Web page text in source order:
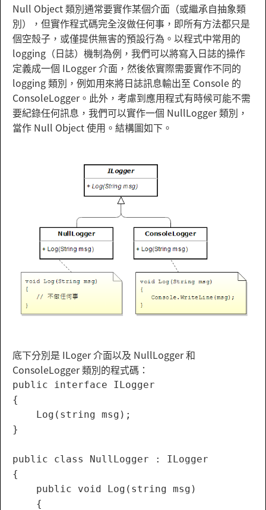
Null Object 類別通常要實作某個介面（或繼承自抽象類
別），但實作程式碼完全沒做任何事，即所有方法都只是
個空殼子，或僅提供無害的預設行為。以程式中常用的
logging（日誌）機制為例，我們可以將寫入日誌的操作
定義成一個 ILogger 介面，然後依實際需要實作不同的
logging 類別，例如用來將日誌訊息輸出至 Console 的
ConsoleLogger。此外，考慮到應用程式有時候可能不需
要紀錄任何訊息，我們可以實作一個 NullLogger 類別，
當作 Null Object 使用。結構圖如下。
底下分別是 ILoger 介面以及 NullLogger 和
ConsoleLogger 類別的程式碼：
public interface ILogger
{
    Log(string msg);
}
public class NullLogger : ILogger
{
    public void Log(string msg)
    {